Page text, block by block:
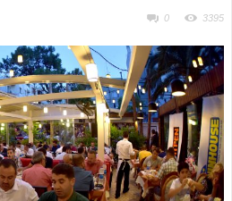
0 3395